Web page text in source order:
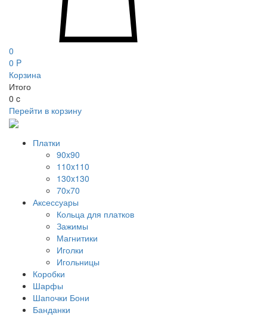
0
0 P
Корзина
Итого
0 c
Перейти в корзину
Платки
90x90
110x110
130x130
70х70
Аксессуары
Кольца для платков
Зажимы
Магнитики
Иголки
Игольницы
Коробки
Шарфы
Шапочки Бони
Банданки